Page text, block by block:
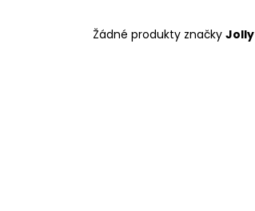
Žádné produkty značky Jolly